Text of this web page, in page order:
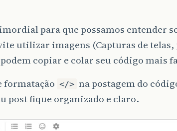
para que possamos entender
utilizar imagens (Capturas de
copiar e colar seu código mais
formatação </> na postagem do
post fique organizado e claro.